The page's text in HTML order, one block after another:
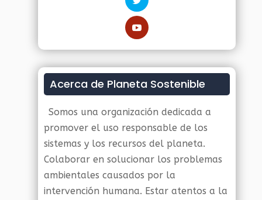
Acerca de Planeta Sostenible
Somos una organización dedicada a
promover el uso responsable de los
sistemas y los recursos del planeta.
Colaborar en solucionar los problemas
ambientales causados por la
intervención humana. Estar atentos a la